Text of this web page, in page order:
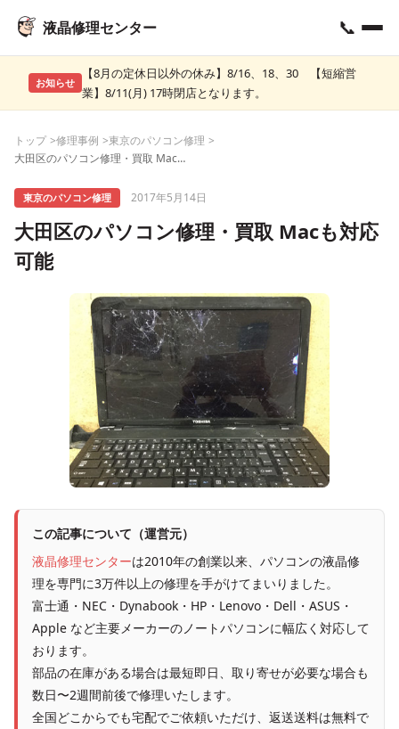
液晶修理センター 📞
お知らせ
【8月の定休日以外の休み】8/16、18、30 【短縮営
業】8/11(月) 17時閉店となります。
トップ 修理事例
東京のパソコン修理
大田区のパソコン修理・買取 Macも対応可能
東京のパソコン修理 2017年5月14日
大田区のパソコン修理・買取 Macも対応
可能
この記事について（運営元）
液晶修理センターは2010年の創業以来、パソコンの液晶修
理を専門に3万件以上の修理を手がけてまいりました。
富士通・NEC・Dynabook・HP・Lenovo・Dell・ASUS・
Apple など主要メーカーのノートパソコンに幅広く対応して
おります。
部品の在庫がある場合は最短即日、取り寄せが必要な場合も
数日〜2週間前後で修理いたします。
全国どこからでも宅配でご依頼いただけ、返送送料は無料で